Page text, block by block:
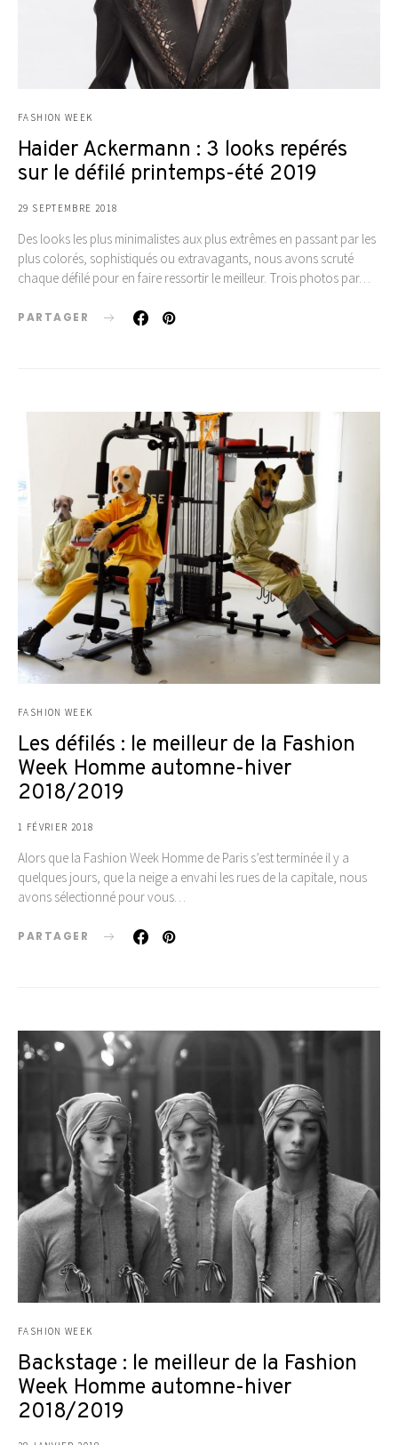
FASHION WEEK
Haider Ackermann : 3 looks repérés
sur le défilé printemps-été 2019
29 SEPTEMBRE 2018
Des looks les plus minimalistes aux plus extrêmes en passant par les
plus colorés, sophistiqués ou extravagants, nous avons scruté
chaque défilé pour en faire ressortir le meilleur. Trois photos par…
PARTAGER
FASHION WEEK
Les défilés : le meilleur de la Fashion
Week Homme automne-hiver
2018/2019
1 FÉVRIER 2018
Alors que la Fashion Week Homme de Paris s’est terminée il y a
quelques jours, que la neige a envahi les rues de la capitale, nous
avons sélectionné pour vous…
PARTAGER
FASHION WEEK
Backstage : le meilleur de la Fashion
Week Homme automne-hiver
2018/2019